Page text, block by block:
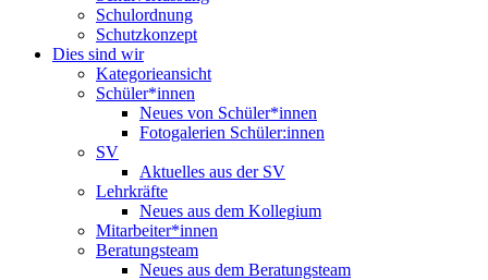
Schulordnung
Schutzkonzept
Dies sind wir
Kategorieansicht
Schüler*innen
Neues von Schüler*innen
Fotogalerien Schüler:innen
SV
Aktuelles aus der SV
Lehrkräfte
Neues aus dem Kollegium
Mitarbeiter*innen
Beratungsteam
Neues aus dem Beratungsteam